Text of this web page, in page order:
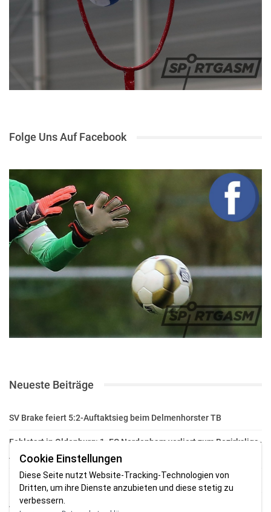
Folge Uns Auf Facebook
Neueste Beiträge
SV Brake feiert 5:2-Auftaktsieg beim Delmenhorster TB
Fehlstart in Oldenburg: 1. FC Nordenham verliert zum Bezirksliga-
Auftakt
Fußball in der Wesermarsch: Die Bilder vom Wochenende
Aufstieg geschafft: HSG-Unterweser-C-Jugend macht sich bereit
Cookie Einstellungen
Diese Seite nutzt Website-Tracking-Technologien von
Dritten, um ihre Dienste anzubieten und diese stetig zu
verbessern.